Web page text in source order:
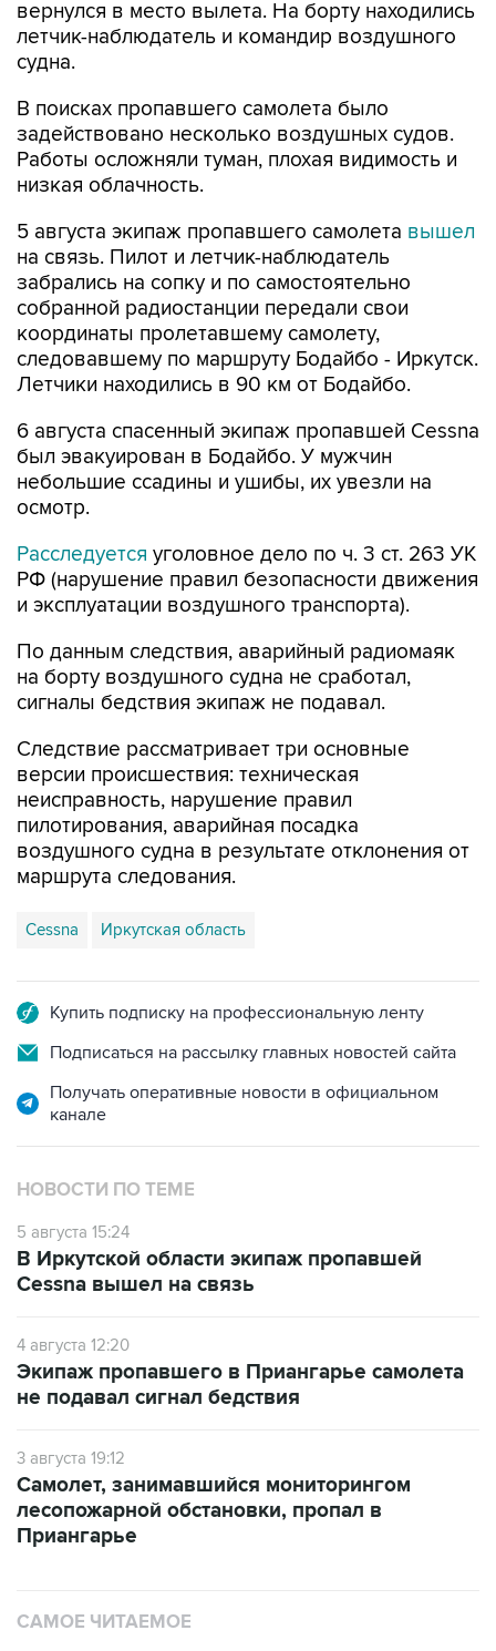
вернулся в место вылета. На борту находились
летчик-наблюдатель и командир воздушного
судна.
В поисках пропавшего самолета было
задействовано несколько воздушных судов.
Работы осложняли туман, плохая видимость и
низкая облачность.
5 августа экипаж пропавшего самолета вышел
на связь. Пилот и летчик-наблюдатель
забрались на сопку и по самостоятельно
собранной радиостанции передали свои
координаты пролетавшему самолету,
следовавшему по маршруту Бодайбо - Иркутск.
Летчики находились в 90 км от Бодайбо.
6 августа спасенный экипаж пропавшей Cessna
был эвакуирован в Бодайбо. У мужчин
небольшие ссадины и ушибы, их увезли на
осмотр.
Расследуется уголовное дело по ч. 3 ст. 263 УК
РФ (нарушение правил безопасности движения
и эксплуатации воздушного транспорта).
По данным следствия, аварийный радиомаяк
на борту воздушного судна не сработал,
сигналы бедствия экипаж не подавал.
Следствие рассматривает три основные
версии происшествия: техническая
неисправность, нарушение правил
пилотирования, аварийная посадка
воздушного судна в результате отклонения от
маршрута следования.
Cessna Иркутская область
Купить подписку на профессиональную ленту
Подписаться на рассылку главных новостей сайта
Получать оперативные новости в официальном
канале
НОВОСТИ ПО ТЕМЕ
5 августа 15:24
В Иркутской области экипаж пропавшей
Cessna вышел на связь
4 августа 12:20
Экипаж пропавшего в Приангарье самолета
не подавал сигнал бедствия
3 августа 19:12
Самолет, занимавшийся мониторингом
лесопожарной обстановки, пропал в
Приангарье
САМОЕ ЧИТАЕМОЕ